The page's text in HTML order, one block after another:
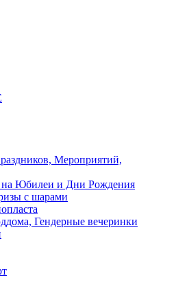
Мероприятий,
Юбилеи и Дни Рождения
с шарами
Гендерные вечеринки